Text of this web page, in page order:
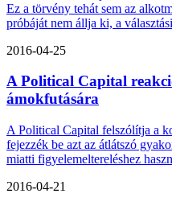
Ez a törvény tehát sem az
próbáját nem állja ki, a
2016-04-25
A Political Capital
ámokfutására
A Political Capital felszólítja a
fejezzék be azt az átlátszó
miatti figyelemeltereléshez
2016-04-21